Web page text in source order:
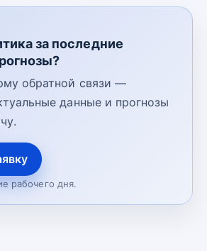
за последние
обратной связи —
данные и прогнозы
рабочего дня.